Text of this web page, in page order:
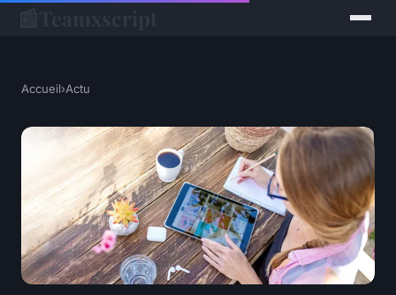
Accueil›Actu